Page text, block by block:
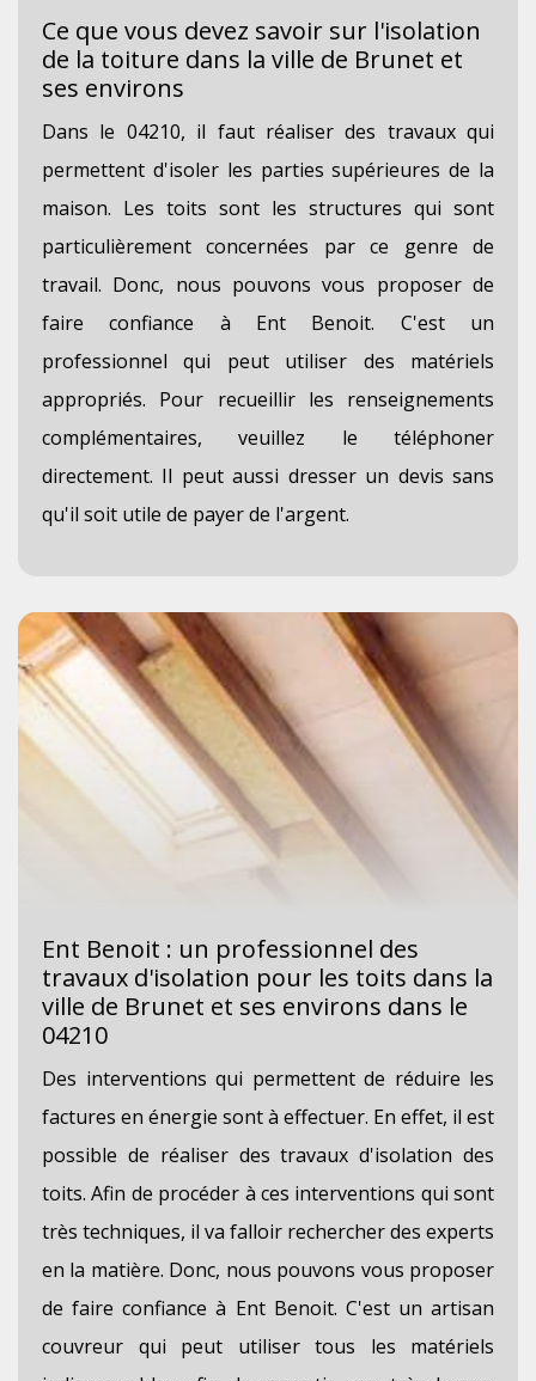
Ce que vous devez savoir sur l'isolation
de la toiture dans la ville de Brunet et
ses environs
Dans le 04210, il faut réaliser des travaux qui
permettent d'isoler les parties supérieures de la
maison. Les toits sont les structures qui sont
particulièrement concernées par ce genre de
travail. Donc, nous pouvons vous proposer de
faire confiance à Ent Benoit. C'est un
professionnel qui peut utiliser des matériels
appropriés. Pour recueillir les renseignements
complémentaires, veuillez le téléphoner
directement. Il peut aussi dresser un devis sans
qu'il soit utile de payer de l'argent.
Ent Benoit : un professionnel des
travaux d'isolation pour les toits dans la
ville de Brunet et ses environs dans le
04210
Des interventions qui permettent de réduire les
factures en énergie sont à effectuer. En effet, il est
possible de réaliser des travaux d'isolation des
toits. Afin de procéder à ces interventions qui sont
très techniques, il va falloir rechercher des experts
en la matière. Donc, nous pouvons vous proposer
de faire confiance à Ent Benoit. C'est un artisan
couvreur qui peut utiliser tous les matériels